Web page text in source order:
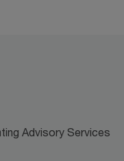
Advisory Services